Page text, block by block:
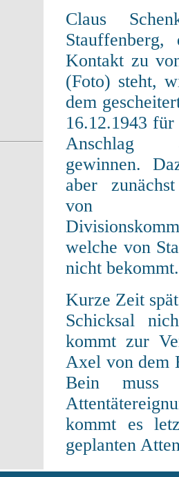
Claus
Kontakt zu
(Foto) steht,
dem
16.12.1943
gewinnen.
aber
von
welche von
nicht bekommt.
Kurze Zeit
Schicksal
kommt zur
Axel von dem
Bein muss
kommt es
geplanten